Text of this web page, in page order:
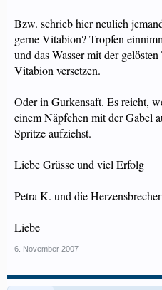
Bzw. schrieb hier neulich
gerne Vitabion? Tropfen
und das Wasser mit der
Vitabion versetzen.
Oder in Gurkensaft. Es reicht,
einem Näpfchen mit der Gabel
Spritze aufziehst.
Liebe Grüsse und viel Erfolg
Petra K. und die Herzensbrecher
Liebe
6. November 2007